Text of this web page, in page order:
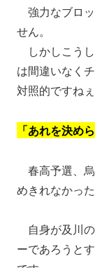
強力なブロ
せん。
しかしこう
は間違いなく
対照的ですね
「あれを決め
春高予選、
めきれなかっ
自身が及川
ーであろうと